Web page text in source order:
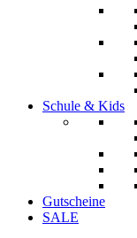
Schule & Kids
Gutscheine
SALE